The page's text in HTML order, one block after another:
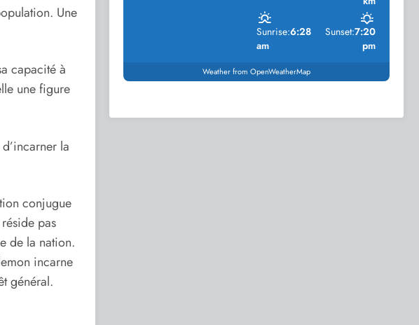
Une
capacité à
une figure
la
conjugue
pas
de la nation.
incarne
général.
Sunrise:6:28
am
Sunset:7:20
pm
Weather from OpenWeatherMap